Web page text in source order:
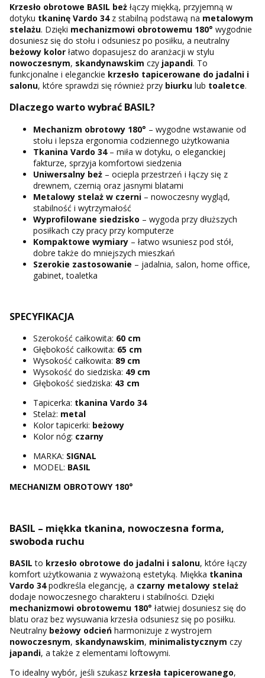
Krzesło obrotowe BASIL beż łączy miękką, przyjemną w
dotyku tkaninę Vardo 34z stabilną podstawą na metalowym
stelażu. Dzięki mechanizmowi obrotowemu 180° wygodnie
dosuniesz się do stołu i odsuniesz po posiłku, a neutralny
beżowy kolor łatwo dopasujesz do aranżacji w stylu
nowoczesnym, skandynawskim czy japandi. To
funkcjonalne i eleganckie krzesło tapicerowane do jadalni i
salonu, które sprawdzi się również przy biurku lub toaletce.
Dlaczego warto wybrać BASIL?
Mechanizm obrotowy 180° – wygodne wstawanie od
stołu i lepsza ergonomia codziennego użytkowania
Tkanina Vardo 34– miła w dotyku, o eleganckiej
fakturze, sprzyja komfortowi siedzenia
Uniwersalny beż – ociepla przestrzeń i łączy się z
drewnem, czernią oraz jasnymi blatami
Metalowy stelaż w czerni – nowoczesny wygląd,
stabilność i wytrzymałość
Wyprofilowane siedzisko – wygoda przy dłuższych
posiłkach czy pracy przy komputerze
Kompaktowe wymiary – łatwo wsuniesz pod stół,
dobre także do mniejszych mieszkań
Szerokie zastosowanie – jadalnia, salon, home office,
gabinet, toaletka
SPECYFIKACJA
Szerokość całkowita: 60 cm
Głębokość całkowita: 65 cm
Wysokość całkowita: 89 cm
Wysokość do siedziska: 49 cm
Głębokość siedziska: 43 cm
Tapicerka: tkanina Vardo 34
Stelaż: metal
Kolor tapicerki: beżowy
Kolor nóg: czarny
MARKA: SIGNAL
MODEL: BASIL
MECHANIZM OBROTOWY 180°
BASIL – miękka tkanina, nowoczesna forma,
swoboda ruchu
BASIL to krzesło obrotowe do jadalni i salonu, które łączy
komfort użytkowania z wyważoną estetyką. Miękka tkanina
Vardo 34podkreśla elegancję, a czarny metalowy stelaż
dodaje nowoczesnego charakteru i stabilności. Dzięki
mechanizmowi obrotowemu 180° łatwiej dosuniesz się do
blatu oraz bez wysuwania krzesła odsuniesz się po posiłku.
Neutralny beżowy odcień harmonizuje z wystrojem
nowoczesnym, skandynawskim, minimalistycznym czy
japandi, a także z elementami loftowymi.
To idealny wybór, jeśli szukasz krzesła tapicerowanego,